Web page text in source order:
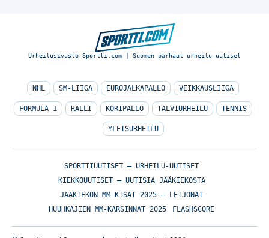
Urheilusivusto Sportti.com | Suomen parhaat urheilu-uutiset
NHL SM-LIIGA EUROJALKAPALLO VEIKKAUSLIIGA
FORMULA 1 RALLI KORIPALLO TALVIURHEILU TENNIS
YLEISURHEILU
SPORTTIUUTISET – URHEILU-UUTISET
KIEKKOUUTISET – UUTISIA JÄÄKIEKOSTA
JÄÄKIEKON MM-KISAT 2025 – LEIJONAT
HUUHKAJIEN MM-KARSINNAT 2025
FLASHSCORE